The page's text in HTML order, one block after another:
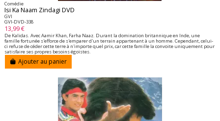
Comédie
Isi Ka Naam Zindagi DVD
GVI
GVI-DVD-338
13,99 €
De Kalidas. Avec Aamir Khan, Farha Naaz. Durant la domination britannique en Inde, une
famille fortunée s'efforce de s'emparer d'un terrain appartenant à un homme. Cependant, celui-
ci refuse de céder cette terre à n'importe quel prix, car cette famille la convoite uniquement pour
satisfaire ses propres besoins égoïstes.
Ajouter au panier